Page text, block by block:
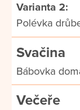
Varianta 2:
Polévka
Svačina
Bábovka
Večeře